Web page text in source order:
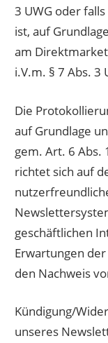
3 UWG oder
ist, auf
am
i.V.m. § 7 Abs. 3
Die
auf Grundlage
gem. Art. 6 Abs.
richtet sich auf
geschäftlichen
Erwartungen
den Nachweis
Kündigung/
unseres